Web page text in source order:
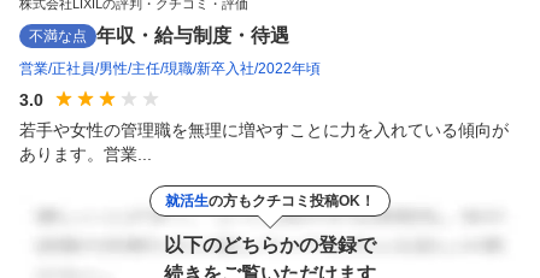
株式会社LIXILの評判・クチコミ・評価
不満な点 年収・給与制度・待遇
営業 正社員 男性 主任 現職 新卒入社 2022年頃
3.0
若手や女性の管理職を無理に増やすことに力を入れている傾向が
あります。営業...
就活生の方もクチコミ投稿OK！
以下のどちらかの登録で